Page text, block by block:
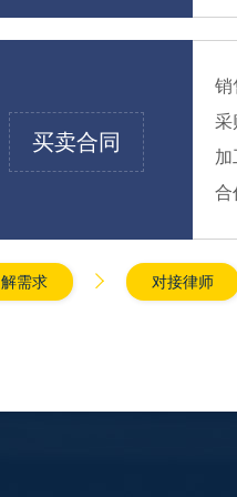
买卖合同
销
采
加
合
需求  对接律师